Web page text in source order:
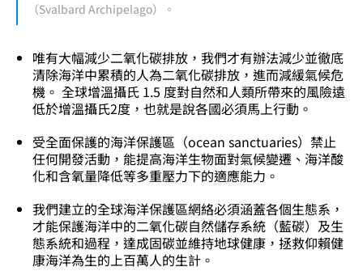
（Svalbard Archipelago）。
唯有大幅減少二氧化碳排放，我們才有辦法減少並徹底
清除海洋中累積的人為二氧化碳排放，進而減緩氣候危
機。 全球增溫攝氏 1.5 度對自然和人類所帶來的風險遠
低於增溫攝氏2度，也就是說各國必須馬上行動。
受全面保護的海洋保護區（ocean sanctuaries）禁止
任何開發活動，能提高海洋生物面對氣候變遷、海洋酸
化和含氧量降低等多重壓力下的適應能力。
我們建立的全球海洋保護區網絡必須涵蓋各個生態系，
才能保護海洋中的二氧化碳自然儲存系統（藍碳）及生
態系統和過程，達成固碳並維持地球健康，拯救仰賴健
康海洋為生的上百萬人的生計。